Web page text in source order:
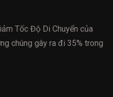
Tốc Độ Di Chuyển của
chúng gây ra đi 35% trong